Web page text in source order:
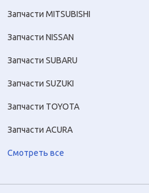
Запчасти MITSUBISHI
Запчасти NISSAN
Запчасти SUBARU
Запчасти SUZUKI
Запчасти TOYOTA
Запчасти ACURA
Смотреть все